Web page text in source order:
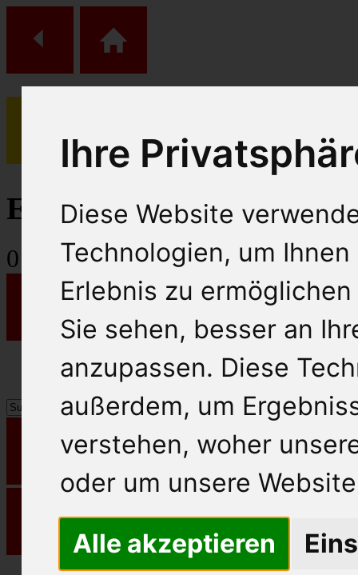
Ihre
Diese Website
Technologien, um
Erlebnis zu
Sie sehen, besser an
anzupassen. Diese
außerdem, um
verstehen, woher
oder um unsere
Alle akzeptieren
(0)
Einkaufs Wagen
0 Artikel